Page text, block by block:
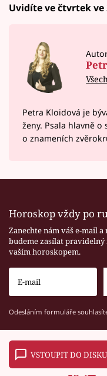
Uvidíte ve čtvrtek ve
Petra Kloidová je
ženy. Psala hlavně
o znameních
Horoskop vždy po
Zanechte nám váš e-mail a
budeme zasílat pravidelný
vaším horoskopem.
Odesláním formuláře
VSTOUPIT DO